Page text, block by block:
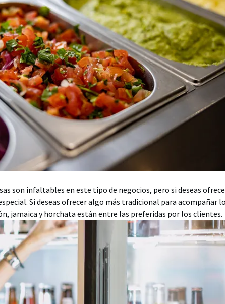
son infaltables en este tipo de negocios, pero si deseas
Si deseas ofrecer algo más tradicional para acompañar
jamaica y horchata están entre las preferidas por los clientes.